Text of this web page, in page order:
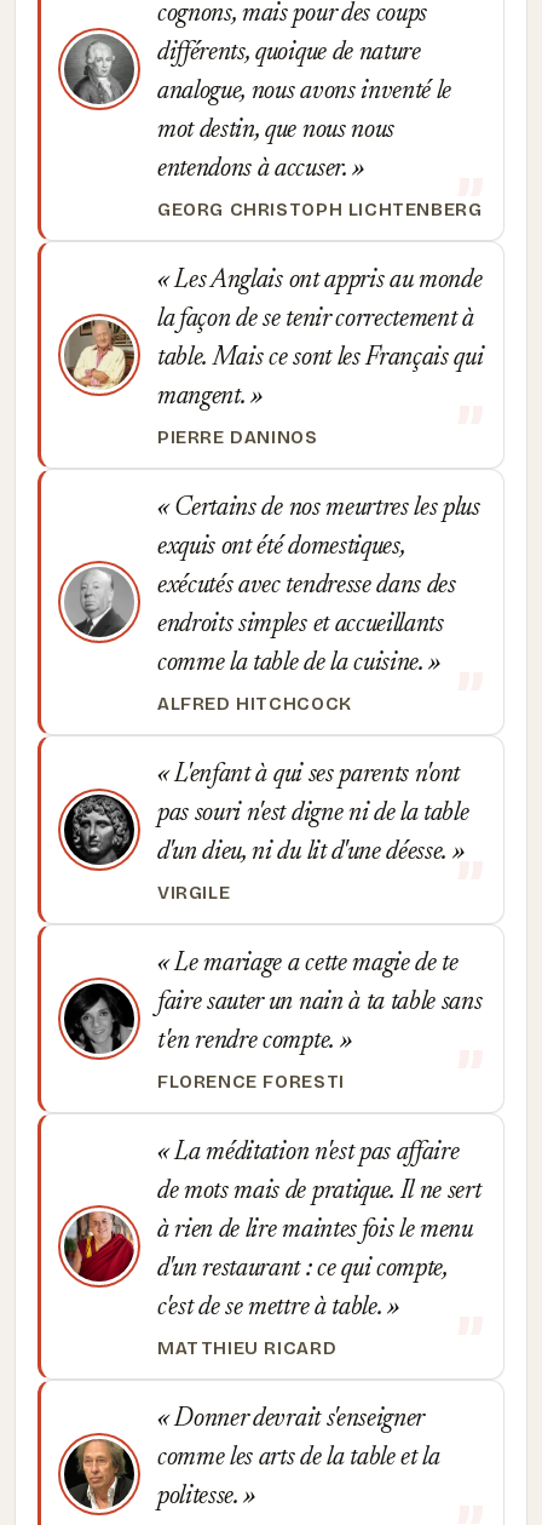
cognons, mais pour des coups
différents, quoique de nature
analogue, nous avons inventé le
mot destin, que nous nous
entendons à accuser.
GEORG CHRISTOPH LICHTENBERG
Les Anglais ont appris au monde
la façon de se tenir correctement à
table. Mais ce sont les Français qui
mangent.
PIERRE DANINOS
Certains de nos meurtres les plus
exquis ont été domestiques,
exécutés avec tendresse dans des
endroits simples et accueillants
comme la table de la cuisine.
ALFRED HITCHCOCK
L'enfant à qui ses parents n'ont
pas souri n'est digne ni de la table
d'un dieu, ni du lit d'une déesse.
VIRGILE
Le mariage a cette magie de te
faire sauter un nain à ta table sans
t'en rendre compte.
FLORENCE FORESTI
La méditation n'est pas affaire
de mots mais de pratique. Il ne sert
à rien de lire maintes fois le menu
d'un restaurant : ce qui compte,
c'est de se mettre à table.
MATTHIEU RICARD
Donner devrait s'enseigner
comme les arts de la table et la
politesse.